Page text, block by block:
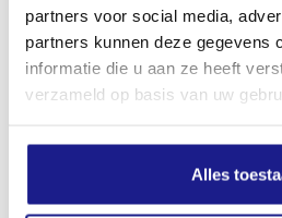
partners voor social media,
partners kunnen deze gegevens
informatie die u aan ze heeft
verzameld op basis van uw
Alles
MECHANISATIE
Kiehoek 26
8801 RD Franeker